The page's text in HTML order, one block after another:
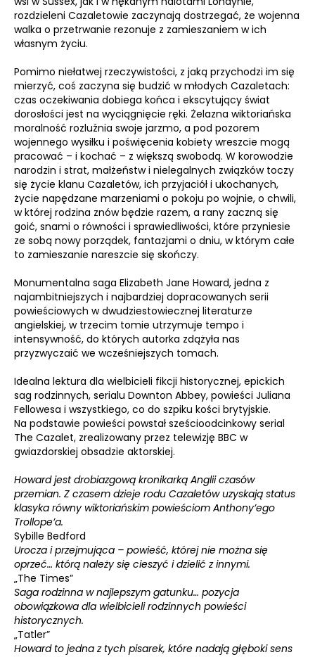
rozdzieleni Cazaletowie zaczynają dostrzegać, że wojenna
walka o przetrwanie rezonuje z zamieszaniem w ich
własnym życiu.
Pomimo niełatwej rzeczywistości, z jaką przychodzi im się
mierzyć, coś zaczyna się budzić w młodych Cazaletach:
czas oczekiwania dobiega końca i ekscytujący świat
dorosłości jest na wyciągnięcie ręki. Żelazna wiktoriańska
moralność rozluźnia swoje jarzmo, a pod pozorem
wojennego wysiłku i poświęcenia kobiety wreszcie mogą
pracować – i kochać – z większą swobodą. W korowodzie
narodzin i strat, małżeństw i nielegalnych związków toczy
się życie klanu Cazaletów, ich przyjaciół i ukochanych,
życie napędzane marzeniami o pokoju po wojnie, o chwili,
w której rodzina znów będzie razem, a rany zaczną się
goić, snami o równości i sprawiedliwości, które przyniesie
ze sobą nowy porządek, fantazjami o dniu, w którym całe
to zamieszanie nareszcie się skończy.
Monumentalna saga Elizabeth Jane Howard, jedna z
najambitniejszych i najbardziej dopracowanych serii
powieściowych w dwudziestowiecznej literaturze
angielskiej, w trzecim tomie utrzymuje tempo i
intensywność, do których autorka zdążyła nas
przyzwyczaić we wcześniejszych tomach.
Idealna lektura dla wielbicieli fikcji historycznej, epickich
sag rodzinnych, serialu Downton Abbey, powieści Juliana
Fellowesa i wszystkiego, co do szpiku kości brytyjskie.
Na podstawie powieści powstał sześcioodcinkowy serial
The Cazalet, zrealizowany przez telewizję BBC w
gwiazdorskiej obsadzie aktorskiej.
Howard jest drobiazgową kronikarką Anglii czasów
przemian. Z czasem dzieje rodu Cazaletów uzyskają status
klasyka równy wiktoriańskim powieściom Anthony’ego
Trollope’a.
Sybille Bedford
Urocza i przejmująca – powieść, której nie można się
oprzeć… którą należy się cieszyć i dzielić z innymi.
„The Times”
Saga rodzinna w najlepszym gatunku… pozycja
obowiązkowa dla wielbicieli rodzinnych powieści
historycznych.
„Tatler”
Howard to jedna z tych pisarek, które nadają głęboki sens